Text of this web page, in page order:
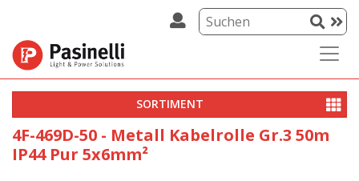
SORTIMENT
4F-469D-50 - Metall Kabelrolle Gr.3 50m
IP44 Pur 5x6mm²